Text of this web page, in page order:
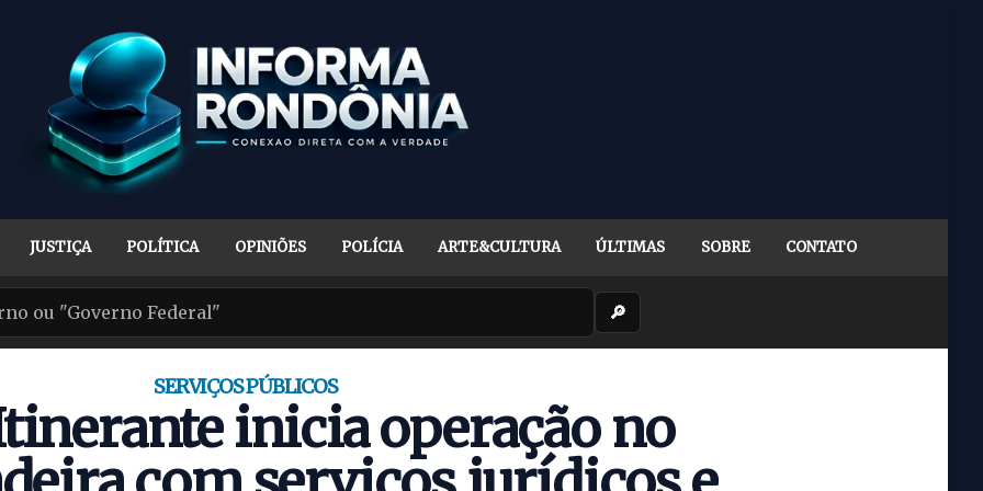
JUSTIÇA POLÍTICA OPINIÕES POLÍCIA ARTE&CULTURA ÚLTIMAS SOBRE CONTATO
🔎
SERVIÇOS PÚBLICOS
inicia operação no